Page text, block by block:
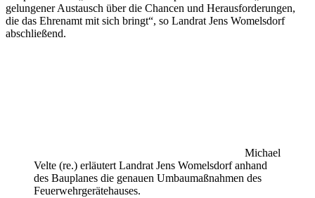
gelungener Austausch über die Chancen und Herausforderungen,
die das Ehrenamt mit sich bringt“, so Landrat Jens Womelsdorf
abschließend.
Michael
Velte (re.) erläutert Landrat Jens Womelsdorf anhand
des Bauplanes die genauen Umbaumaßnahmen des
Feuerwehrgerätehauses.